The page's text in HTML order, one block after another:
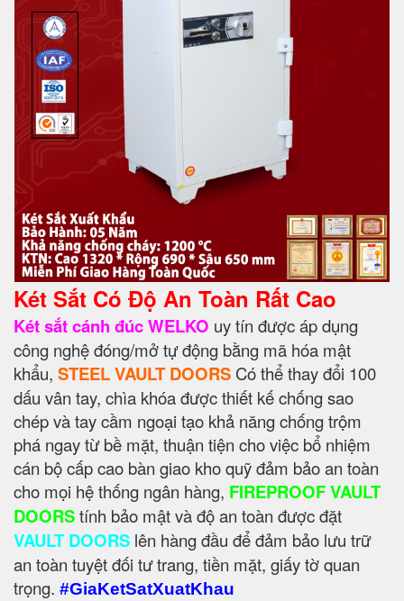
Két Sắt Có Độ An Toàn Rất Cao
Két sắt cánh đúc WELKO uy tín được áp dụng
công nghệ đóng/mở tự động bằng mã hóa mật
khẩu, STEEL VAULT DOORS Có thể thay đổi 100
dấu vân tay, chìa khóa được thiết kế chống sao
chép và tay cầm ngoại tạo khả năng chống trộm
phá ngay từ bề mặt, thuận tiện cho việc bổ nhiệm
cán bộ cấp cao bàn giao kho quỹ đảm bảo an toàn
cho mọi hệ thống ngân hàng, FIREPROOF VAULT
DOORStính bảo mật và độ an toàn được đặt
VAULT DOORS lên hàng đầu để đảm bảo lưu trữ
an toàn tuyệt đối tư trang, tiền mặt, giấy tờ quan
trọng. #GiaKetSatXuatKhau